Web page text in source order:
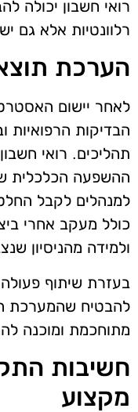
רואי חשבון יכולה
רלוונטיות אלא גם
הערכת
לאחר יישום
הבדיקות הרפואיות
תהליכים. רואי
ההשפעה הכלכלית
למנהלים לקבל
כולל מעקב אחרי
ולמידה מהניסיון
בעזרת שיתוף
להבטיח שהמערכת
מתוחכמת ומוכנה
חשיבות
מקצוע